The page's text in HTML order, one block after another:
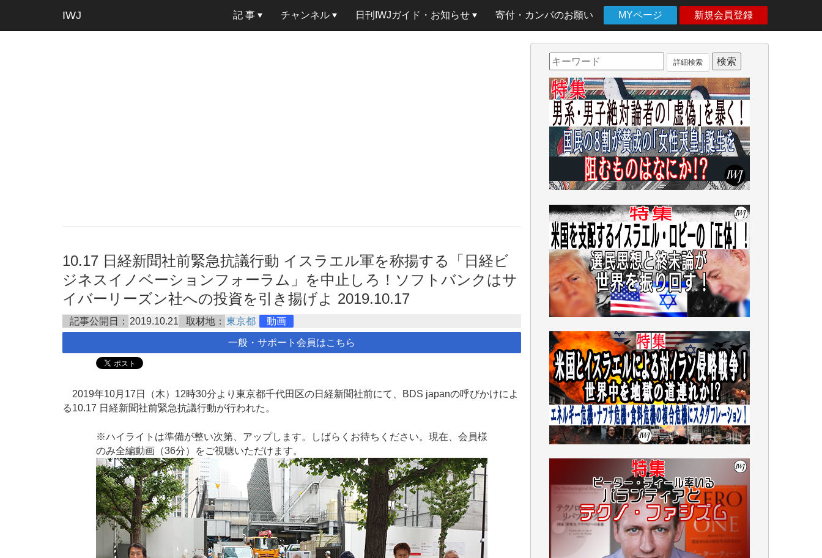
IWJ 記 事 チャンネル 日刊IWJガイド・お知らせ 寄付・カンパのお願い MYページ 新規会員登録
10.17 日経新聞社前緊急抗議行動 イスラエル軍を称揚する「日経ビ
ジネスイノベーションフォーラム」を中止しろ！ソフトバンクはサ
イバーリーズン社への投資を引き揚げよ 2019.10.17
記事公開日： 2019.10.21 取材地： 東京都 動画
一般・サポート会員はこちら
2019年10月17日（木）12時30分より東京都千代田区の日経新聞社前にて、BDS japanの呼びかけによ
る10.17 日経新聞社前緊急抗議行動が行われた。
※ハイライトは準備が整い次第、アップします。しばらくお待ちください。現在、会員様
のみ全編動画（36分）をご視聴いただけます。
詳細検索